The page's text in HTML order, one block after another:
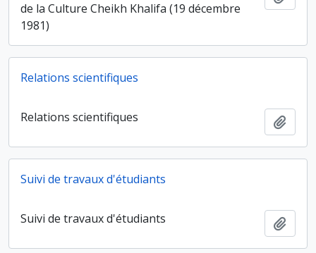
de la Culture Cheikh Khalifa (19 décembre
1981)
Relations scientifiques
Relations scientifiques
Suivi de travaux d'étudiants
Suivi de travaux d'étudiants